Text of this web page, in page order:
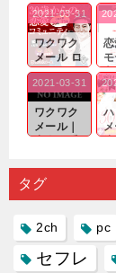
ワクワク
メール ロ
グイン pc
｜心の底
から真
剣...
2021-03-31
モ
ワクワク
メール｜
り会った
人に軽...
2021-03-31
タグ
2ch pc
セフレ